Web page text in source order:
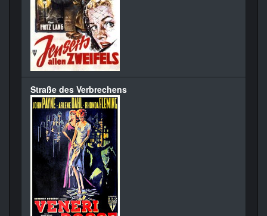
Straße des Verbrechens